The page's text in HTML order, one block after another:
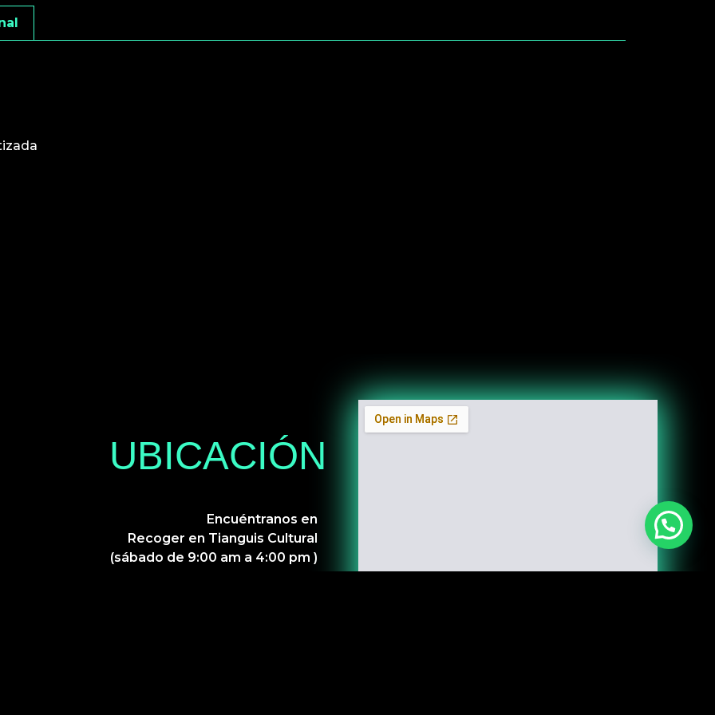
UBICACIÓN
Encuéntranos en
Recoger en Tianguis Cultural
(sábado de 9:00 am a 4:00 pm )